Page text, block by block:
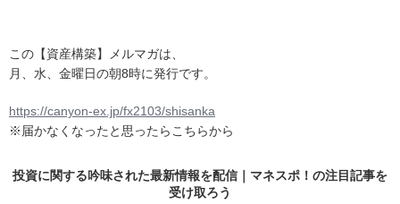
この【資産構築】メルマガは、
月、水、金曜日の朝8時に発行です。
https://canyon-ex.jp/fx2103/shisanka
※届かなくなったと思ったらこちらから
投資に関する吟味された最新情報を配信｜マネスポ！の注目記事を
受け取ろう